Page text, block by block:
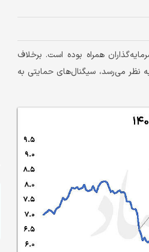
همراه بوده است. برخلاف
نشد. به نظر می‌رسد، سیگنال‌های حمایتی به